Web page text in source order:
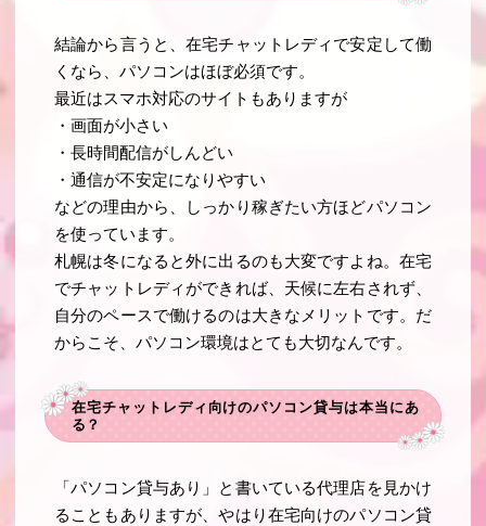
結論から言うと、在宅チャットレディで安定して働
くなら、パソコンはほぼ必須です。
最近はスマホ対応のサイトもありますが
・画面が小さい
・長時間配信がしんどい
・通信が不安定になりやすい
などの理由から、しっかり稼ぎたい方ほどパソコン
を使っています。
札幌は冬になると外に出るのも大変ですよね。在宅
でチャットレディができれば、天候に左右されず、
自分のペースで働けるのは大きなメリットです。だ
からこそ、パソコン環境はとても大切なんです。
在宅チャットレディ向けのパソコン貸与は本当にあ
る？
「パソコン貸与あり」と書いている代理店を見かけ
ることもありますが、やはり在宅向けのパソコン貸